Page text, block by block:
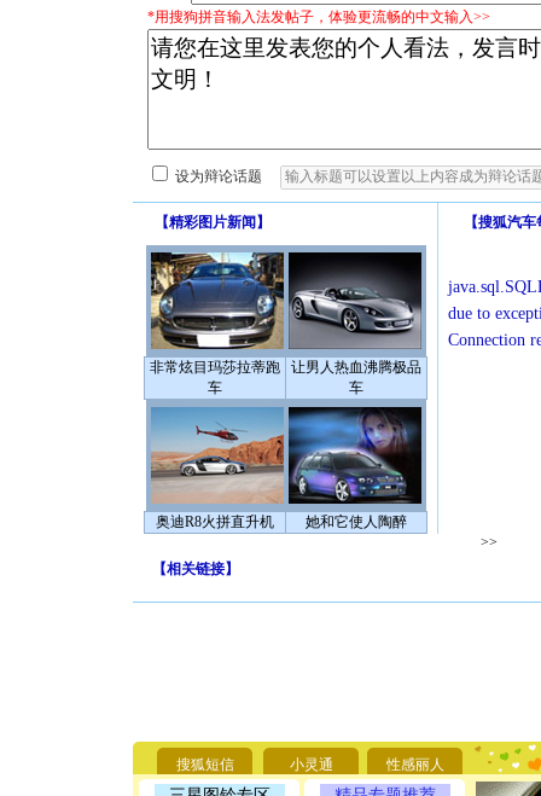
*用搜狗拼音输入法发帖子，体验更流畅的中文输入>>
设为辩论话题
【精彩图片新闻 】
非常炫目玛莎拉蒂跑
车
让男人热血沸腾极品
车
奥迪R8火拼直升机 她和它使人陶醉
【搜狐汽车
due to
Connection
>>
【相关链接】
搜狐短信 小灵通 性感丽人
要平安！
[圣诞节]
能正大